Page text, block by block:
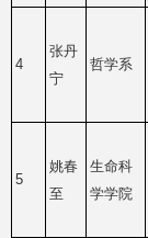
4
张丹
宁
哲学系
5
姚春
至
生命科
学学院